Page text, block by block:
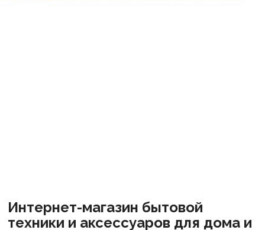
Интернет-магазин бытовой
техники и аксессуаров для дома и